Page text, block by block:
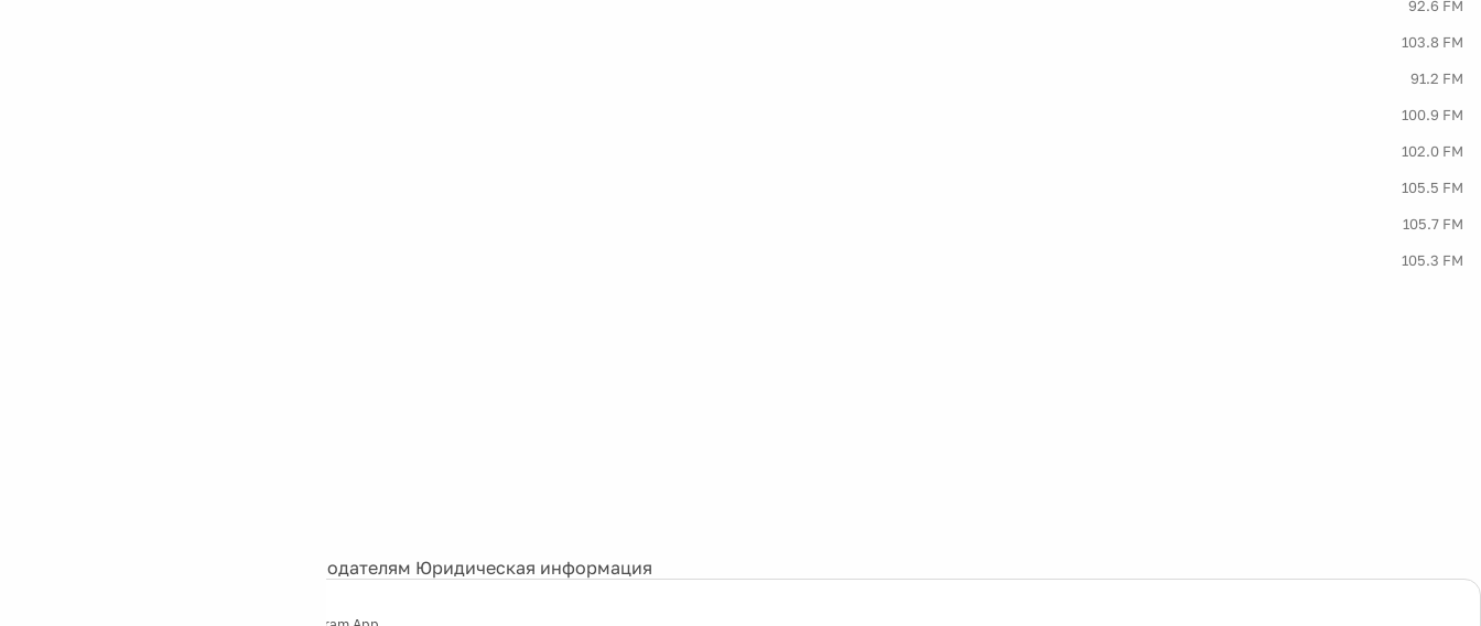
92.6 FM
103.8 FM
91.2 FM
100.9 FM
102.0 FM
105.5 FM
105.7 FM
105.3 FM
Рекламодателям Юридическая информация